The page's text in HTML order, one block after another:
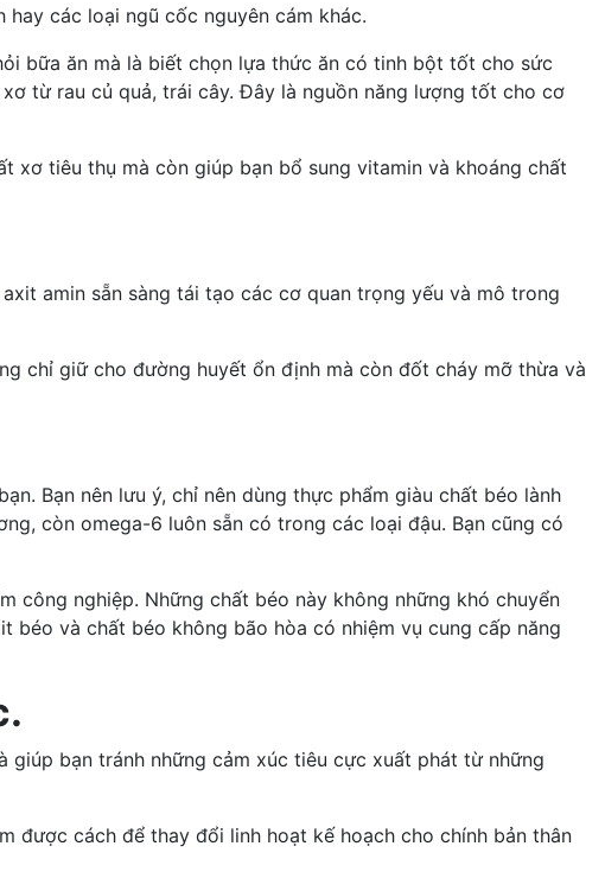
hay các loại ngũ cốc nguyên cám khác.
bữa ăn mà là biết chọn lựa thức ăn có tinh bột tốt cho sức
từ rau củ quả, trái cây. Đây là nguồn năng lượng tốt cho cơ
xơ tiêu thụ mà còn giúp bạn bổ sung vitamin và khoáng chất
amin sẵn sàng tái tạo các cơ quan trọng yếu và mô trong
chỉ giữ cho đường huyết ổn định mà còn đốt cháy mỡ thừa và
Bạn nên lưu ý, chỉ nên dùng thực phẩm giàu chất béo lành
còn omega-6 luôn sẵn có trong các loại đậu. Bạn cũng có
công nghiệp. Những chất béo này không những khó chuyển
béo và chất béo không bão hòa có nhiệm vụ cung cấp năng
giúp bạn tránh những cảm xúc tiêu cực xuất phát từ những
được cách để thay đổi linh hoạt kế hoạch cho chính bản thân